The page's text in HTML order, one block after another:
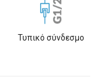
Τυπικό σύνδεσμο